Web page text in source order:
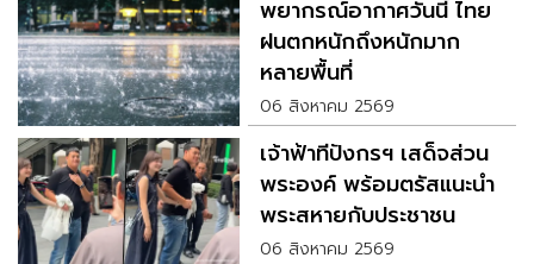
พยากรณ์อากาศวันนี้ ไทย
ฝนตกหนักถึงหนักมาก
หลายพื้นที่
06 สิงหาคม 2569
เจ้าฟ้าทีปังกรฯ เสด็จส่วน
พระองค์ พร้อมตรัสแนะนำ
พระสหายกับประชาชน
06 สิงหาคม 2569